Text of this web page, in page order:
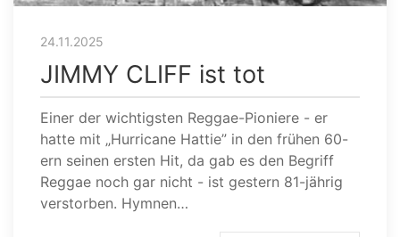
24.11.2025
JIMMY CLIFF ist tot
Einer der wichtigsten Reggae-Pioniere - er
hatte mit „Hurricane Hattie” in den frühen 60-
ern seinen ersten Hit, da gab es den Begriff
Reggae noch gar nicht - ist gestern 81-jährig
verstorben. Hymnen…